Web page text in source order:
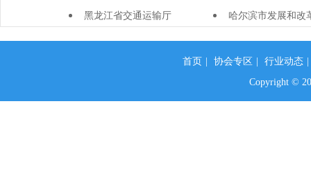
黑龙江省交通运输厅 哈尔滨市发展和改
首页 协会专区 行业动态
Copyright ©